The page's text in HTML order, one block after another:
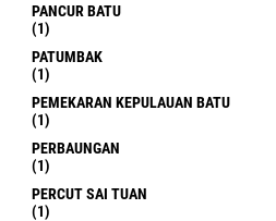
PANCUR BATU
(1)
PATUMBAK
(1)
PEMEKARAN KEPULAUAN BATU
(1)
PERBAUNGAN
(1)
PERCUT SAI TUAN
(1)